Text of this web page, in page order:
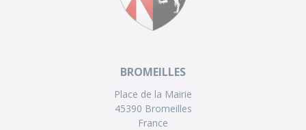
BROMEILLES
Place de la Mairie
45390 Bromeilles
France